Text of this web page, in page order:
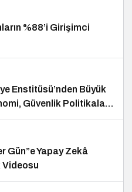
%88’i Girişimci
Enstitüsü’nden Büyük
Güvenlik Politikaları
Gün”e Yapay Zekâ
Videosu